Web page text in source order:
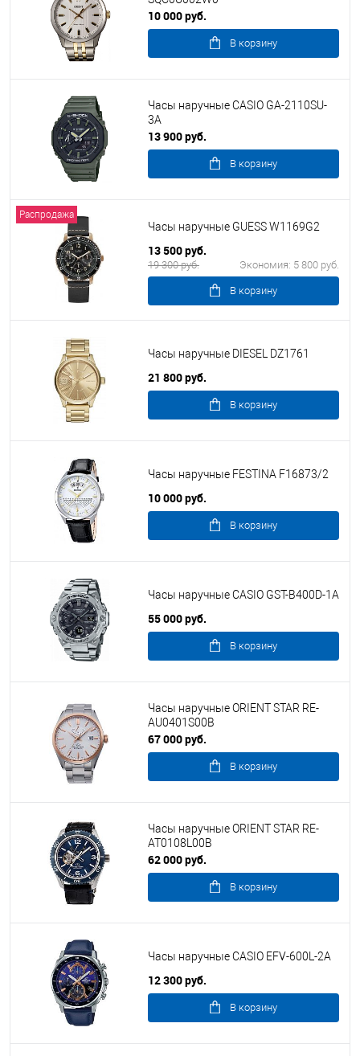
10 000 руб.
В корзину
Часы наручные CASIO GA-2110SU-
3A
13 900 руб.
В корзину
Распродажа
Часы наручные GUESS W1169G2
13 500 руб.
19 300 руб. Экономия: 5 800 руб.
В корзину
Часы наручные DIESEL DZ1761
21 800 руб.
В корзину
Часы наручные FESTINA F16873/2
10 000 руб.
В корзину
Часы наручные CASIO GST-B400D-1A
55 000 руб.
В корзину
Часы наручные ORIENT STAR RE-
AU0401S00B
67 000 руб.
В корзину
Часы наручные ORIENT STAR RE-
AT0108L00B
62 000 руб.
В корзину
Часы наручные CASIO EFV-600L-2A
12 300 руб.
В корзину